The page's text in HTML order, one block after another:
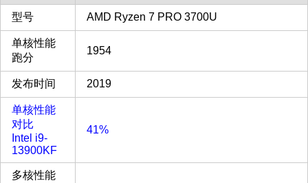
型号 AMD Ryzen 7 PRO 3700U
单核性能
跑分
1954
发布时间 2019
单核性能
对比
Intel i9-
13900KF
41%
多核性能